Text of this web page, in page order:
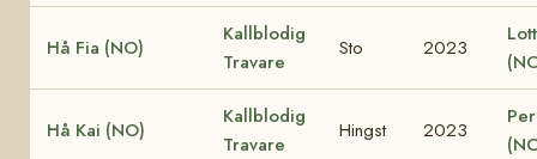
Hå Fia (NO)
Kallblodig
Travare
Sto 2023
Hå Kai (NO)
Kallblodig
Travare
Hingst 2023